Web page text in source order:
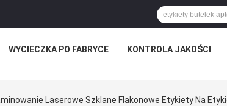
WYCIECZKA PO FABRYCE KONTROLA JAKOŚCI
Laserowe Szklane Flakonowe Etykiety Na